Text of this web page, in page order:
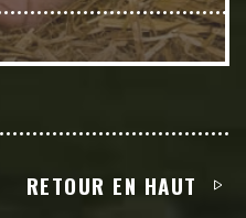
RETOUR EN HAUT